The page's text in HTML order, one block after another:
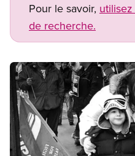
Pour le savoir,
de recherche.
Image